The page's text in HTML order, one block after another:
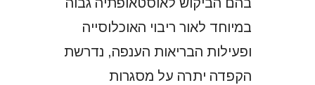
בהם הביקוש לאוסטאופתיה גבוה
במיוחד לאור ריבוי האוכלוסייה
ופעילות הבריאות הענפה, נדרשת
הקפדה יתרה על מסגרות